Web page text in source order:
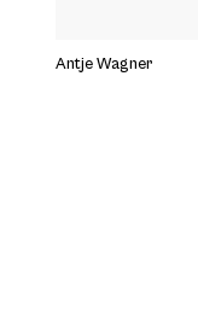
Antje Wagner